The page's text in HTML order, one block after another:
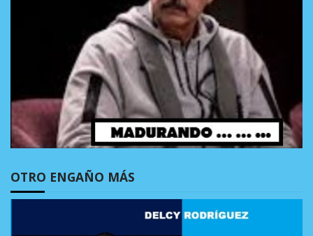
OTRO ENGAÑO MÁS